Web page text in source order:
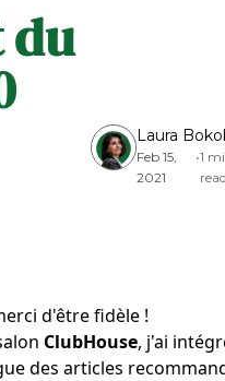
du
Laura
Feb 15,
2021
•1
d'être fidèle !
ClubHouse, j'ai
des articles